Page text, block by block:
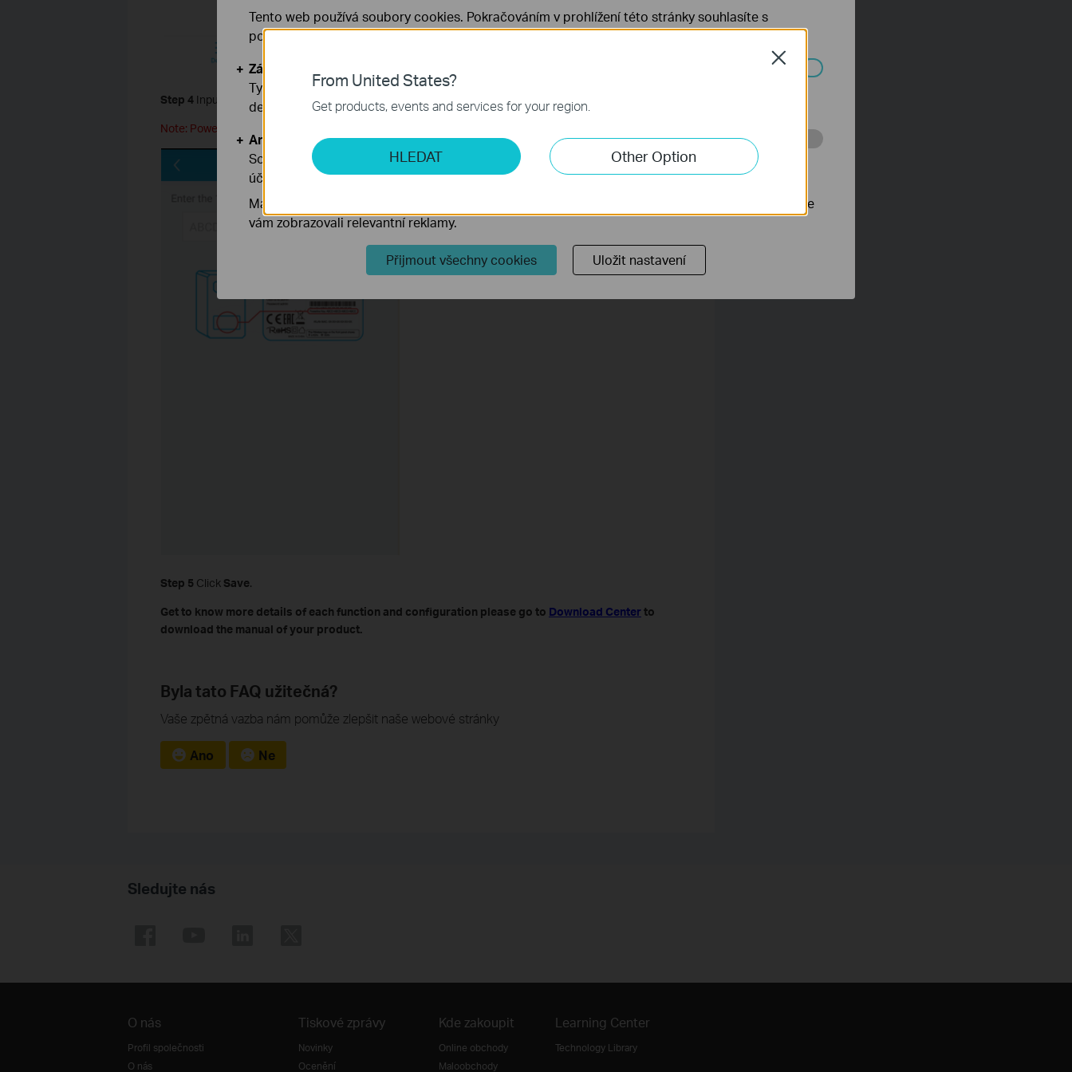
Step 4Input the powerline key of the device.
Note: Powerline key can be found on the back of the device. Remember to plug it back after that.
Step 5 Click Save.
Get to know more details of each function and configuration please go to Download Center to
download the manual of your product.
Byla tato FAQ užitečná?
Vaše zpětná vazba nám pomůže zlepšit naše webové stránky
Ano Ne
Sledujte nás
O nás
Profil společnosti
O nás
Tiskové zprávy
Novinky
Ocenění
Kde zakoupit
Online obchody
Maloobchody
Learning Center
Technology Library
From United States?
Get products, events and services for your region.
HLEDAT Other Option
Close
Tento web používá soubory cookies. Pokračováním v prohlížení této stránky souhlasíte s
používáním našich cookies.Již nezobrazovatZjistit více.
Základní cookies
Tyto cookies jsou nezbytné pro fungování webových stránek a nelze je ve vašich systémech
deaktivovat.
Analytické a marketingové cookies
Soubory cookie pro nám umožňují analyzovat vaše aktivity na našich webových stránkách za
účelem zlepšení a přizpůsobení jejich funkčnosti.
Marketingové soubory cookie mohou prostřednictvím našich webových stránek nastavit, aby se
vám zobrazovali relevantní reklamy.
Přijmout všechny cookies Uložit nastavení